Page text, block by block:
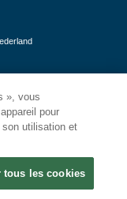
», vous
pour
utilisation et
tous les cookies